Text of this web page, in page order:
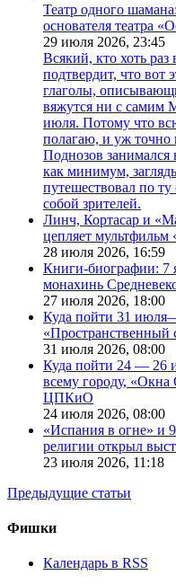
Театр одного
основателя театра
29 июля 2026, 23:45
Всякий, кто хоть
подтвердит, что вот
глаголы,
вяжутся ни с самим
июля. Потому что
полагаю, и уж точно
Поднозов занимался
как минимум,
путешествовал по ту
собой зрителей.
Линч, Кортасар и
цепляет
28 июля 2026, 16:59
Книги-биографии: 7
монахинь
27 июля 2026, 18:00
Куда пойти 31
31 июля 2026, 08:00
Куда пойти 24 — 26
всему городу,
ЦПКиО
24 июля 2026, 08:00
«Испания в огне» и
религии открыл
23 июля 2026, 11:18
Предыдущие статьи
Фишки
Календарь в RSS